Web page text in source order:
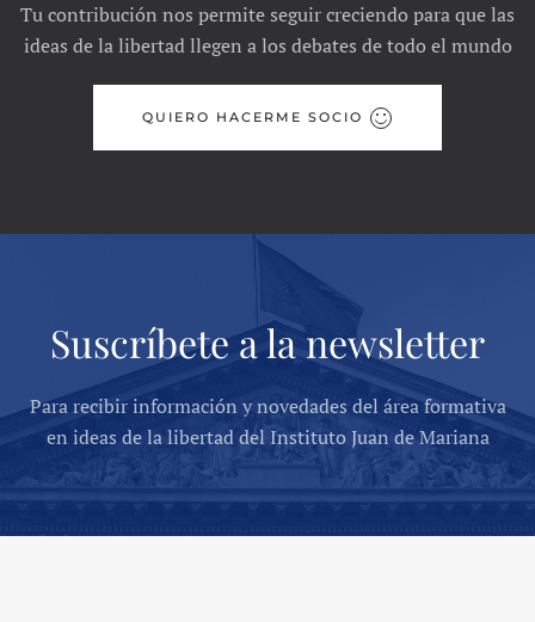
Tu contribución nos permite seguir creciendo para que las
ideas de la libertad llegen a los debates de todo el mundo
QUIERO HACERME SOCIO
Suscríbete a la newsletter
Para recibir información y novedades del área formativa
en ideas de la libertad del Instituto Juan de Mariana